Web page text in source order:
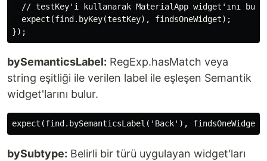
// testKey'i kullanarak MaterialApp widget'ını
  expect(find.byKey(testKey), findsOneWidget);
bySemanticsLabel: RegExp.hasMatch veya
string eşitliği ile verilen label ile eşleşen Semantik
widget'larını bulur.
bySubtype: Belirli bir türü uygulayan widget'ları